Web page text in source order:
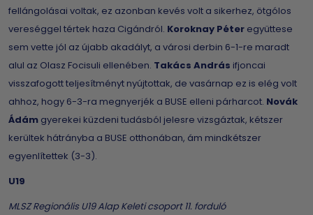
fellángolásai voltak, ez azonban kevés volt a sikerhez, ötgólos
vereséggel tértek haza Cigándról. Koroknay Péter együttese
sem vette jól az újabb akadályt, a városi derbin 6-1-re maradt
alul az Olasz Focisuli ellenében. Takács András ifjoncai
visszafogott teljesítményt nyújtottak, de vasárnap ez is elég volt
ahhoz, hogy 6-3-ra megnyerjék a BUSE elleni párharcot. Novák
Ádám gyerekei küzdeni tudásból jelesre vizsgáztak, kétszer
kerültek hátrányba a BUSE otthonában, ám mindkétszer
egyenlítettek (3-3).
U19
MLSZ Regionális U19 Alap Keleti csoport 11. forduló